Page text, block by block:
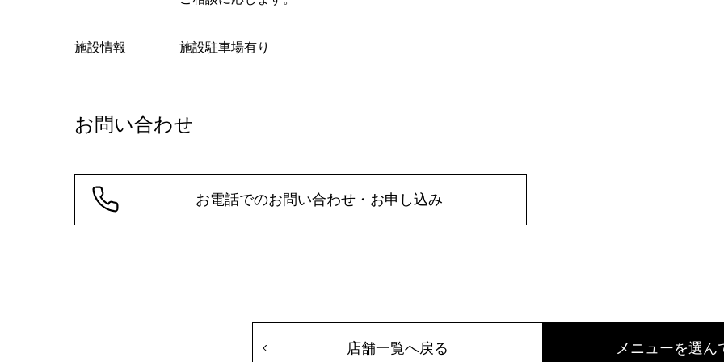
施設情報 施設駐車場有り
お問い合わせ
お電話でのお問い合わせ・お申し込み
メニューを選ん
店舗一覧へ戻る